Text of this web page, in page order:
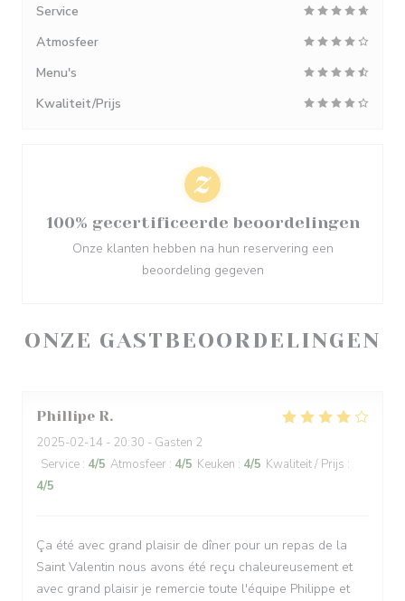
ONZE GASTBEOORDELINGEN
Phillipe R
2025-02-14 - 20:30 - Gasten 2
Service : 4/5 Atmosfeer : 4/5 Keuken : 4/5 Kwaliteit / Prijs :
4/5
Ça été avec grand plaisir de dîner pour un repas de la
Saint Valentin nous avons été reçu chaleureusement et
avec grand plaisir je remercie toute l'équipe Philippe et
Service
Atmosfeer
Menu's
Kwaliteit/Prijs
100% gecertificeerde beoordelingen
Onze klanten hebben na hun reservering een
beoordeling gegeven